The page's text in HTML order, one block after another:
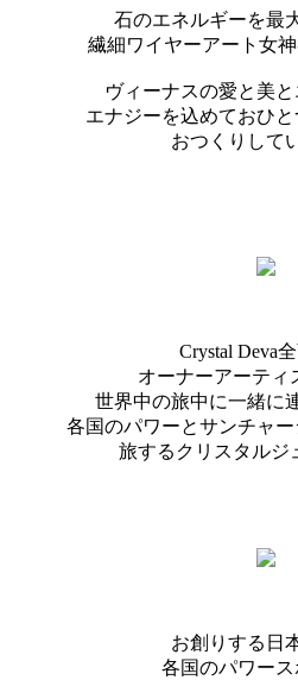
石のエネルギーを最
繊細ワイヤーアート女
ヴィーナスの愛と美
エナジーを込めておひ
おつくりして
Crystal Deva
オーナーアーティ
世界中の旅中に一緒に
各国のパワーとサンチャ
旅するクリスタルジ
お創りする日
各国のパワー